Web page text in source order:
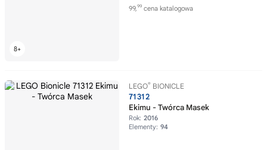
99,99 cena katalogowa
LEGO® BIONICLE
71312
Ekimu - Twórca Masek
Rok: 2016
Elementy: 94